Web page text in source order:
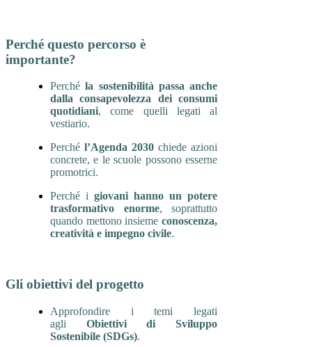
Perché questo percorso è
importante?
Perchéla sostenibilità passa anche
dalla consapevolezza dei consumi
quotidiani, come quelli legati al
vestiario.
Perché l’Agenda 2030 chiede azioni
concrete, e le scuole possono esserne
promotrici.
Perché i giovani hanno un potere
trasformativo enorme, soprattutto
quando mettono insieme conoscenza,
creatività e impegno civile.
Gli obiettivi del progetto
Approfondire i temi legati
agli Obiettivi di Sviluppo
Sostenibile (SDGs).